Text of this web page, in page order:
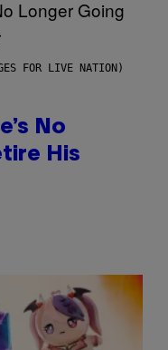
FOR LIVE NATION)
No
His